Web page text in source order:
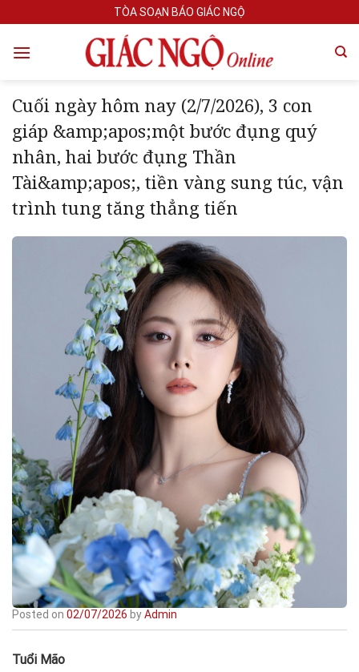
to
content
TÒA SOẠN BÁO GIÁC NGỘ
Cuối ngày hôm nay (2/7/2026), 3 con
giáp &amp;apos;một bước đụng quý
nhân, hai bước đụng Thần
Tài&amp;apos;, tiền vàng sung túc, vận
trình tung tăng thẳng tiến
Posted on 02/07/2026 byAdmin
Tuổi Mão